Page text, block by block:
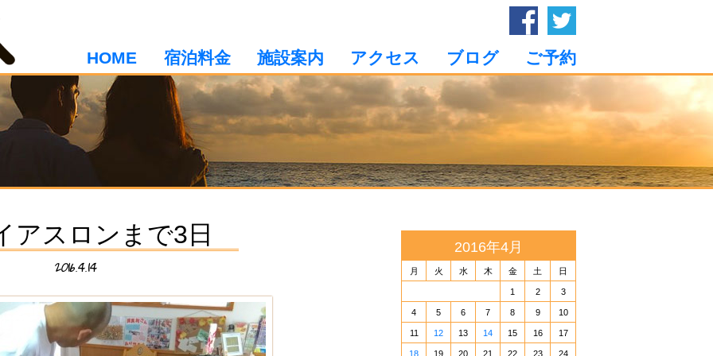
HOME 宿泊料金 施設案内 アクセス ブログ ご予約
アスロンまで3日
2016.4.14
2016年4月
月 火 水 木 金 土 日
1 2 3
4 5 6 7 8 9 10
11 12 13 14 15 16 17
18 19 20 21 22 23 24